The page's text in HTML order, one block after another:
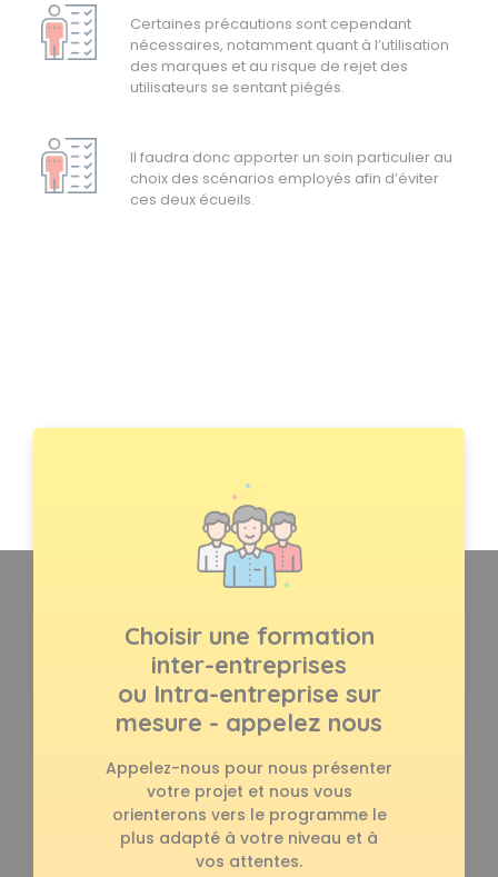
Certaines précautions sont cependant
nécessaires, notamment quant à l’utilisation
des marques et au risque de rejet des
utilisateurs se sentant piégés.
Il faudra donc apporter un soin particulier au
choix des scénarios employés afin d’éviter
ces deux écueils.
Choisir une formation
inter-entreprises
ou Intra-entreprise sur
mesure - appelez nous
Appelez-nous pour nous présenter
votre projet et nous vous
orienterons vers le programme le
plus adapté à votre niveau et à
vos attentes.